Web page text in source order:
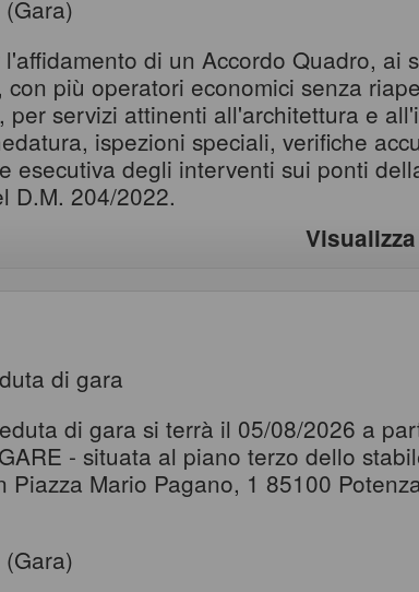
di un Accordo Quadro, ai
più operatori economici senza
per servizi attinenti all'architettura e
ispezioni speciali, verifiche
esecutiva degli interventi sui ponti
D.M. 204/2022.
di gara
di gara si terrà il 05/08/2026 a
- situata al piano terzo dello
Piazza Mario Pagano, 1 85100